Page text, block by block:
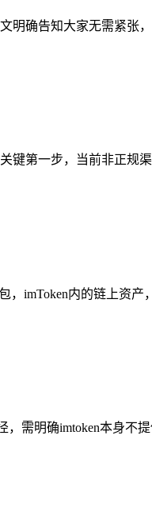
明确告知大家无需紧张
键第一步，当前非正规
imToken内的链上资
需明确imtoken本身不